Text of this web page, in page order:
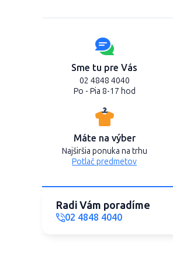
Sme tu pre Vás
02 4848 4040
Po - Pia 8-17 hod
Máte na výber
Najširšia ponuka na trhu
Potlač predmetov
Radi Vám poradíme
02 4848 4040